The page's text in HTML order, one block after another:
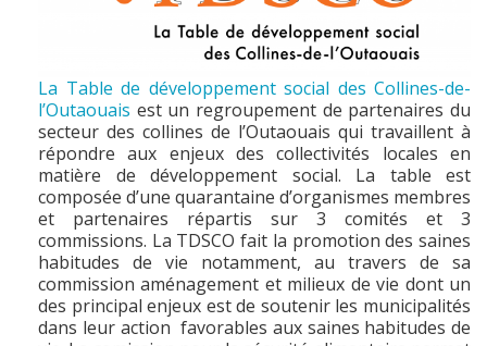
La Table de développement social des Collines-de-
l’Outaouais est un regroupement de partenaires du
secteur des collines de l’Outaouais qui travaillent à
répondre aux enjeux des collectivités locales en
matière de développement social. La table est
composée d’une quarantaine d’organismes membres
et partenaires répartis sur 3 comités et 3
commissions. La TDSCO fait la promotion des saines
habitudes de vie notamment, au travers de sa
commission aménagement et milieux de vie dont un
des principal enjeux est de soutenir les municipalités
dans leur action favorables aux saines habitudes de